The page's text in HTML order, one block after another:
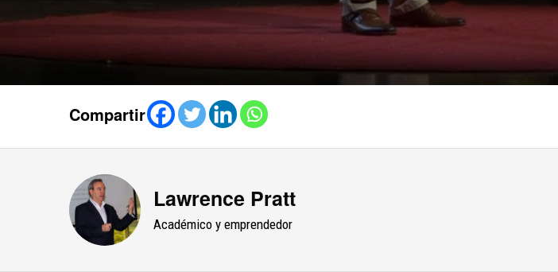
Compartir
Lawrence Pratt
Académico y emprendedor